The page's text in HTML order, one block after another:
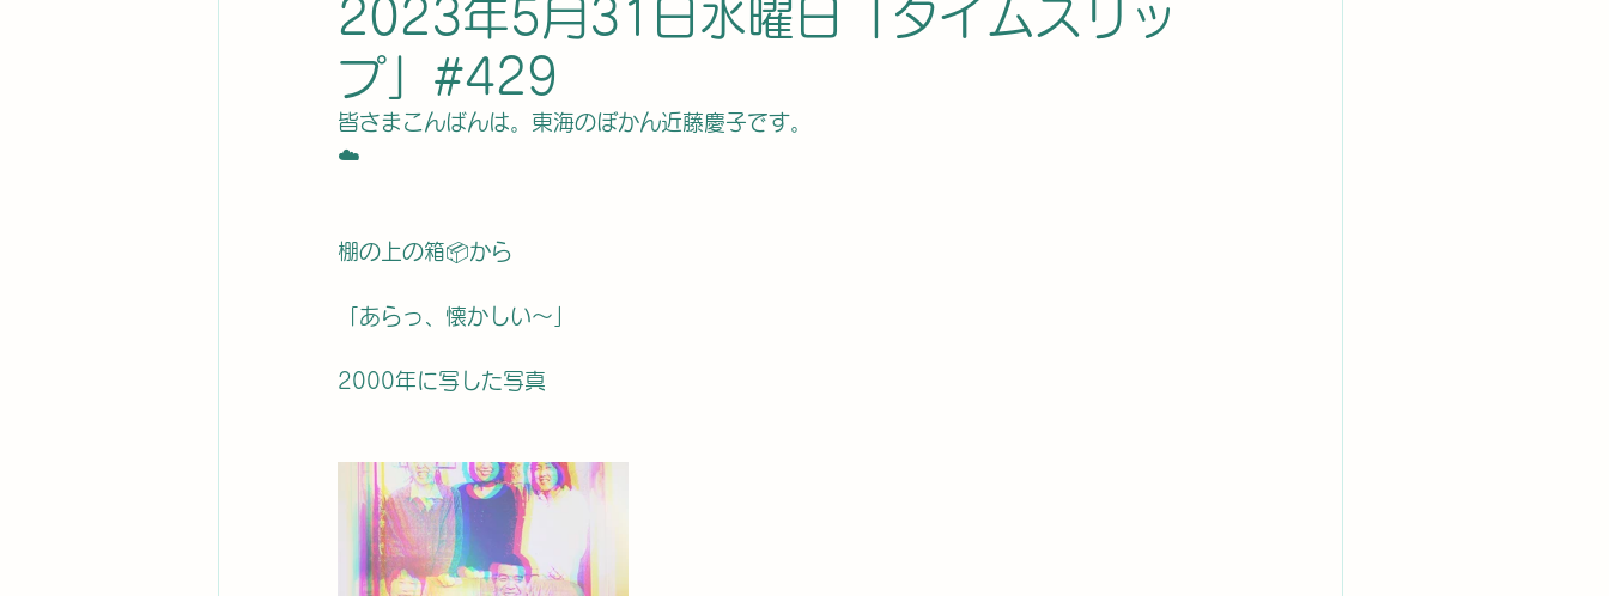
2023年5月31日水曜日「タイムスリッ
プ」#429
皆さまこんばんは。東海のぼかん近藤慶子です。
☁️
棚の上の箱📦から
「あらっ、懐かしい〜」
2000年に写した写真